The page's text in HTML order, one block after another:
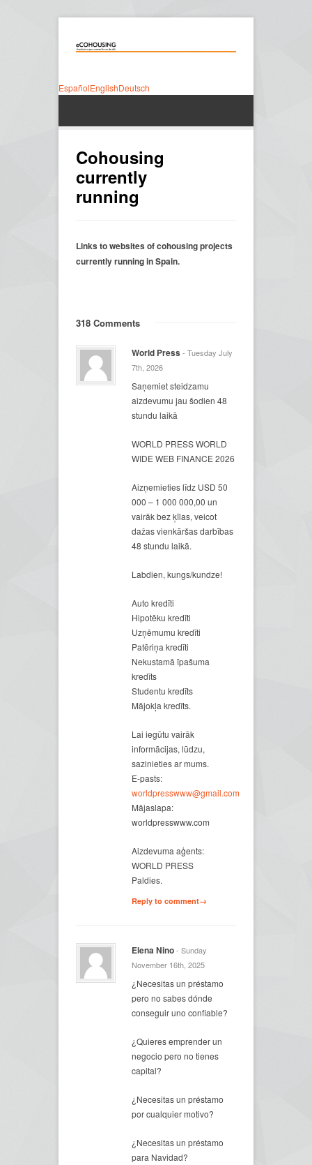
EspañolEnglishDeutsch
Cohousing
currently
running
Links to websites of cohousing projects
currently running in Spain.
318 Comments
World Press - Tuesday July
7th, 2026
Saņemiet steidzamu
aizdevumu jau šodien 48
stundu laikā
WORLD PRESS WORLD
WIDE WEB FINANCE 2026
Aizņemieties līdz USD 50
000 – 1 000 000,00 un
vairāk bez ķīlas, veicot
dažas vienkāršas darbības
48 stundu laikā.
Labdien, kungs/kundze!
Auto kredīti
Hipotēku kredīti
Uzņēmumu kredīti
Patēriņa kredīti
Nekustamā īpašuma
kredīts
Studentu kredīts
Mājokļa kredīts.
Lai iegūtu vairāk
informācijas, lūdzu,
sazinieties ar mums.
E-pasts:
worldpresswww@gmail.com
Mājaslapa:
worldpresswww.com
Aizdevuma aģents:
WORLD PRESS
Paldies.
Reply to comment→
Elena Nino- Sunday
November 16th, 2025
¿Necesitas un préstamo
pero no sabes dónde
conseguir uno confiable?
¿Quieres emprender un
negocio pero no tienes
capital?
¿Necesitas un préstamo
por cualquier motivo?
¿Necesitas un préstamo
para Navidad?